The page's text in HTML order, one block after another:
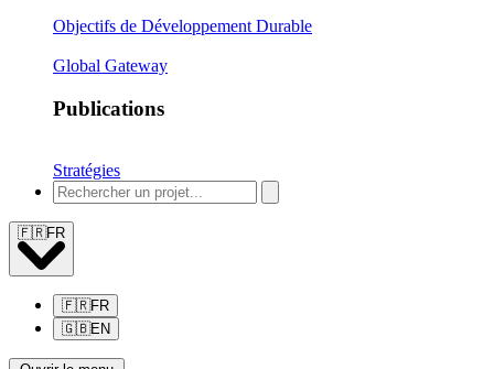
Objectifs de Développement Durable
Global Gateway
Publications
Stratégies
🇫🇷FR
🇫🇷FR
🇬🇧EN